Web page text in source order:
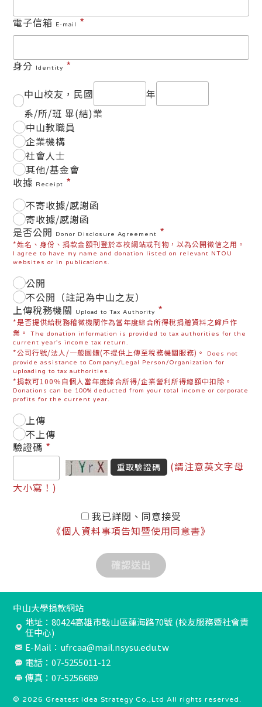
電子信箱 E-mail *
身分 Identity *
中山校友，民國
年
系/所/班 畢(結)業
中山教職員
企業機構
社會人士
其他/基金會
收據 Receipt *
不寄收據/感謝函
寄收據/感謝函
是否公開
Donor Disclosure Agreement *
*姓名、身份、捐款金額刊登於本校網站或刊物，以為公開徵信之用。
I agree to have my name and donation listed on relevant NTOU
websites or in publications.
公開
不公開（註記為中山之友）
上傳稅務機關
Upload to Tax Authority *
*是否提供給稅務稽徵機關作為當年度綜合所得稅捐贈資料之歸戶作
業。The donation information is provided to tax authorities for the
current year's income tax return.
*公司行號/法人/一般團體(不提供上傳至稅務機關服務)。
Does not
provide assistance to Company/Legal Person/Organization for
uploading to tax authorities.
*捐款可100％自個人當年度綜合所得/企業營利所得總額中扣除。
Donations can be 100% deducted from your total income or corporate
profits for the current year.
上傳
不上傳
驗證碼 *
重取驗證碼
(請注意英文字母
大小寫！)
我已詳閱、同意接受
《個人資料事項告知暨使用同意書》
中山大學捐款網站
地址：80424高雄市鼓山區蓮海路70號 (校友服務暨社會責
任中心)
E-Mail：ufrcaa@mail.nsysu.edu.tw
電話：07-5255011-12
傳真：07-5256689
© 2026 Greatest Idea Strategy Co.,Ltd All rights reserved.